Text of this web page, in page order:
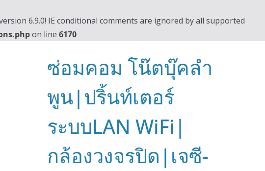
6.9.0! IE conditional comments are ignored by all supported
on line 6170
ซ่อมคอม โน๊ตบุ๊คลำ
พูน|ปริ้นท์เตอร์
ระบบLAN WiFi|
กล้องวงจรปิด|เจซี-